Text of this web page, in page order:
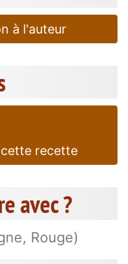
à l'auteur
recette
avec ?
Rouge)